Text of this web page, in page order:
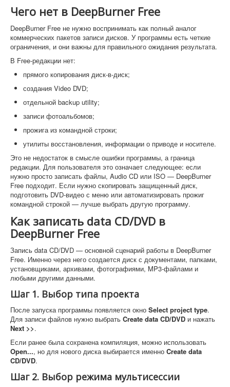
Чего нет в DeepBurner Free
DeepBurner Free не нужно воспринимать как полный аналог
коммерческих пакетов записи дисков. У программы есть четкие
ограничения, и они важны для правильного ожидания результата.
В Free-редакции нет:
прямого копирования диск-в-диск;
создания Video DVD;
отдельной backup utility;
записи фотоальбомов;
прожига из командной строки;
утилиты восстановления, информации о приводе и носителе.
Это не недостаток в смысле ошибки программы, а граница
редакции. Для пользователя это означает следующее: если
нужно просто записать файлы, Audio CD или ISO — DeepBurner
Free подходит. Если нужно скопировать защищенный диск,
подготовить DVD-видео с меню или автоматизировать прожиг
командной строкой — лучше выбрать другую программу.
Как записать data CD/DVD в
DeepBurner Free
Запись data CD/DVD — основной сценарий работы в DeepBurner
Free. Именно через него создается диск с документами, папками,
установщиками, архивами, фотографиями, MP3-файлами и
любыми другими данными.
Шаг 1. Выбор типа проекта
После запуска программы появляется окно Select project type.
Для записи файлов нужно выбрать Create data CD/DVD и нажать
Next >>.
Если ранее была сохранена компиляция, можно использовать
Open..., но для нового диска выбирается именно Create data
CD/DVD.
Шаг 2. Выбор режима мультисессии